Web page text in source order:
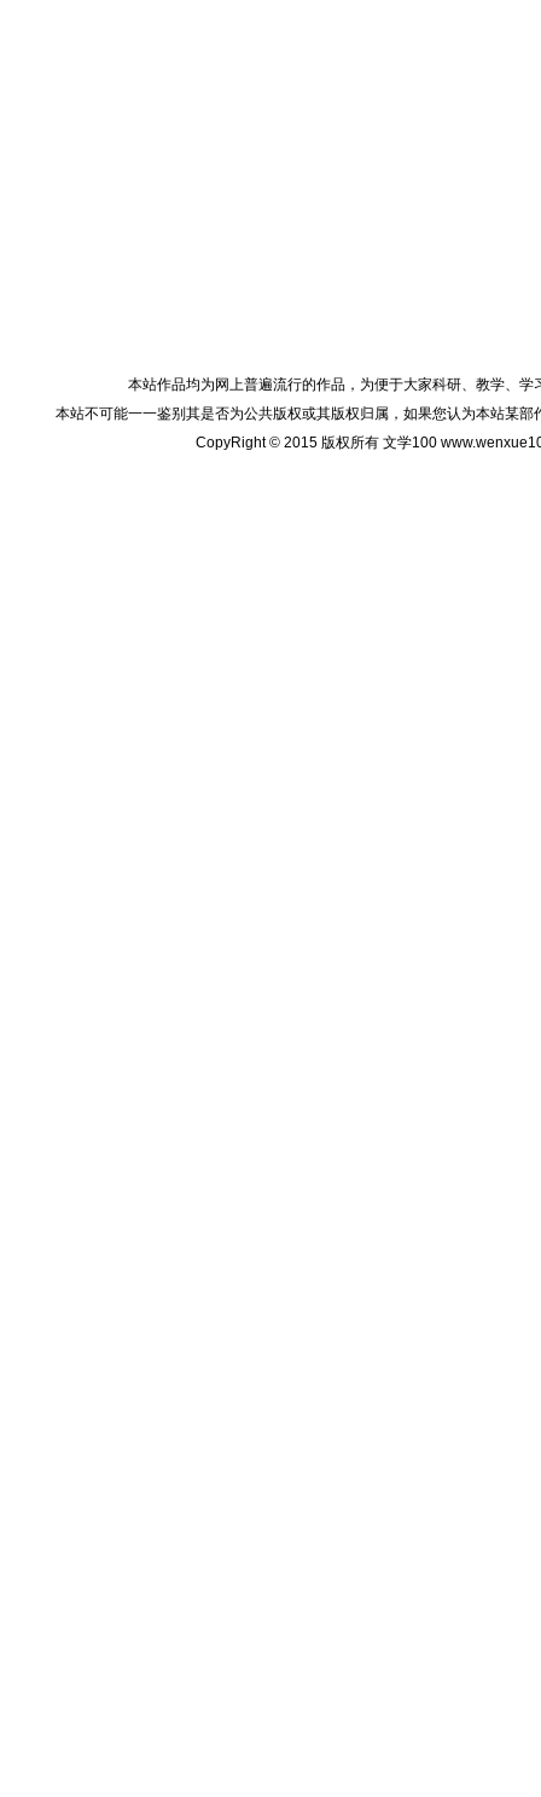
本站作品均为网上普遍流行的作品，为便于大家科研、教学、
本站不可能一一鉴别其是否为公共版权或其版权归属，如果您认为本站某
CopyRight © 2015 版权所有 文学100